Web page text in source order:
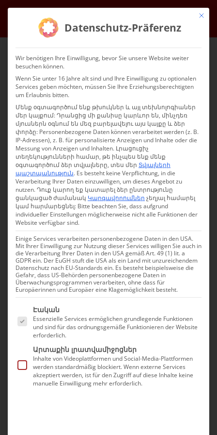
Անցեք
բովանդակությանը
Go to...
Այս իրադարձություն-ն անցել է։
Սբ. Պատարագ –
Mit
Datenschutz-Präferenz
Wir benötigen Ihre Einwilligung, bevor Sie unsere Website weiter
besuchen können.
Wenn Sie unter 16 Jahre alt sind und Ihre Einwilligung zu optionalen
Services geben möchten, müssen Sie Ihre Erziehungsberechtigten
um Erlaubnis bitten.
Մենք օգտագործում ենք թխուկներ և այլ տեխնոլոգիաներ
մեր կայքում: Դրանցից մի քանիսը կարևոր են, մինչդեռ
մյուսներն օգնում են մեզ բարելավելու այս կայքը և ձեր
փորձը: Personenbezogene Daten können verarbeitet werden (z. B.
IP-Adressen), z. B. für personalisierte Anzeigen und Inhalte oder die
Messung von Anzeigen und Inhalten. Լրացուցիչ
տեղեկությունների համար, թե ինչպես ենք մենք
օգտագործում ձեր տվյալները, տես մեր Տվյալների
պաշտպանություն. Es besteht keine Verpflichtung, in die
Verarbeitung Ihrer Daten einzuwilligen, um dieses Angebot zu
nutzen.Դուք կարող եք կատարել ձեր ընտրությունը
ցանկացած ժամանակ Կարգավորումներ չեղյալ համարել
կամ հարմարեցնել: Bitte beachten Sie, dass aufgrund
individueller Einstellungen möglicherweise nicht alle Funktionen der
Website verfügbar sind.
Einige Services verarbeiten personenbezogene Daten in den USA.
Mit Ihrer Einwilligung zur Nutzung dieser Services willigen Sie auch in
die Verarbeitung Ihrer Daten in den USA gemäß Art. 49 (1) lit. a
GDPR ein. Der EuGH stuft die USA als ein Land mit unzureichendem
Datenschutz nach EU-Standards ein. Es besteht beispielsweise die
Gefahr, dass US-Behörden personenbezogene Daten in
Überwachungsprogrammen verarbeiten, ohne dass für
Europäerinnen und Europäer eine Klagemöglichkeit besteht.
Es folgt eine Liste der Service-Gruppen, für die eine
Էական
Essenzielle Services ermöglichen grundlegende Funktionen
und sind für das ordnungsgemäße Funktionieren der Website
erforderlich.
Արտաքին լրատվամիջոցներ
Inhalte von Videoplattformen und Social-Media-Plattformen
werden standardmäßig blockiert. Wenn externe Services
akzeptiert werden, ist für den Zugriff auf diese Inhalte keine
manuelle Einwilligung mehr erforderlich.